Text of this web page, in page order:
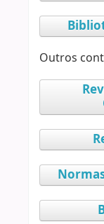
Outros